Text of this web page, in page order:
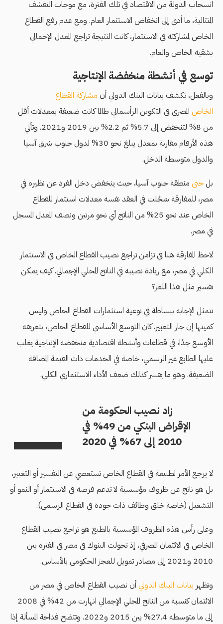
انسحاب الدولة من الاقتصاد في تلك الفترة، مع موجات التقشف
المتتالية، ما أدى إلى انخفاض الاستثمار العام. ومع عدم رفع القطاع
الخاص لمشاركته في الاستثمار، كانت النتيجة تراجع المعدل الإجمالي
بشقيه الخاص والعام.
توسع في أنشطة منخفضة الإنتاجية
وبالفعل، تكشف بيانات البنك الدولي أن مشاركة القطاع
الخاص المصري في التكوين الرأسمالي طالما كانت ضعيفة بمعدلات أقل
من 8% لتنخفض إلى 5.7% ثم 2.2% بين 2019 و2021. وتأتي
هذه الأرقام مقارنة بمعدل يبلغ نحو 30% لدول جنوب شرق آسيا
والدول متوسطة الدخل.
بلحتى منطقة جنوب آسيا، حيث ينخفض دخل الفرد عن نظيره في
مصر، للمفارقة سَجَّلت في العقد نفسه معدلات استثمار للقطاع
الخاص عند نحو 25% من الناتج أي نحو مرتين ونصف المعدل المسجل
في مصر.
لاحظ المفارقة هنا في تزامن تراجع نصيب القطاع الخاص في الاستثمار
الكلي في مصر، مع زيادة نصيبه في الناتج المحلي الإجمالي. كيف يمكن
تفسير مثل هذا اللغز؟
تتمثل الإجابة ببساطة في نوعية استثمارات القطاع الخاص وليس
كميتها إن جاز التعبير. كان التوسع الأساسي للقطاع الخاص، بتعريفه
الأوسع جدًا، في قطاعات وأنشطة اقتصادية منخفضة الإنتاجية يغلب
عليها الطابع غير الرسمي، خاصة في الخدمات ذات القيمة المضافة
الضعيفة. وهو ما يفسر كذلك ضعف الأداء الاستثماري الكلي.
زاد نصيب الحكومة من
الإقراض البنكي من 49% في
2010 إلى 67% في 2020
لا يرجع الأمر لطبيعة في القطاع الخاص تستعصي عن التفسير أو التغيير،
بل هو ناتج عن ظروف مؤسسية لا تدعم فرصه في الاستثمار أو النمو أو
التشغيل (خاصة خلق وظائف ذات جودة في القطاع الرسمي).
وعلى رأس هذه الظروف المؤسسية بالطبع هو تراجع نصيب القطاع
الخاص في الائتمان المصرفي، إذ تحولت البنوك في مصر في الفترة بين
2010 و2021 إلى مصادر تمويل للعجز الحكومي بالأساس.
وتظهر بيانات البنك الدوليأن نصيب القطاع الخاص في مصر من
الائتمان كنسبة من الناتج المحلي الإجمالي انهارت من 42% في 2008
إلى ما متوسطه 27.4% بين 2015 و2022. وتتضح فداحة المسألة إذا